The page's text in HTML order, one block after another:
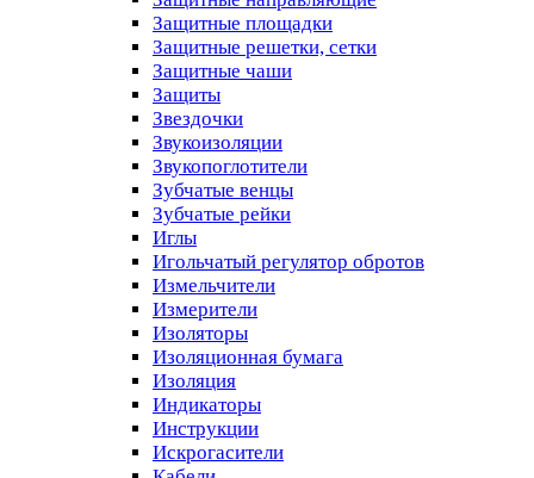
Защитные площадки
Защитные решетки, сетки
Защитные чаши
Защиты
Звездочки
Звукоизоляции
Звукопоглотители
Зубчатые венцы
Зубчатые рейки
Иглы
Игольчатый регулятор обротов
Измельчители
Измерители
Изоляторы
Изоляционная бумага
Изоляция
Индикаторы
Инструкции
Искрогасители